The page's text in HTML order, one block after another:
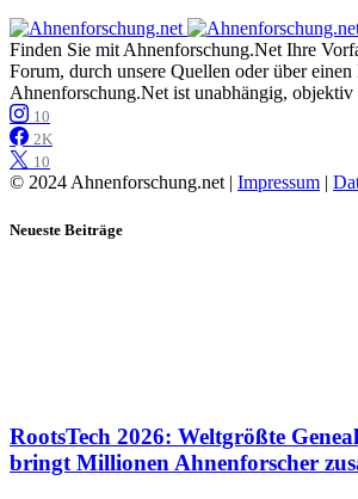
Finden Sie mit Ahnenforschung.Net Ihre
Forum, durch unsere Quellen oder über
Ahnenforschung.Net ist unabhängig, objektiv
10
2K
10
© 2024 Ahnenforschung.net | Impressum |
Neueste Beiträge
RootsTech 2026: Weltgrößte
bringt Millionen Ahnenforscher